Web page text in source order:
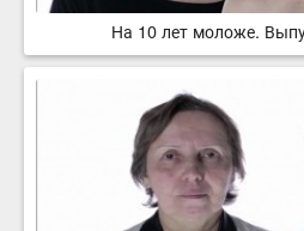
На 10 лет моложе.